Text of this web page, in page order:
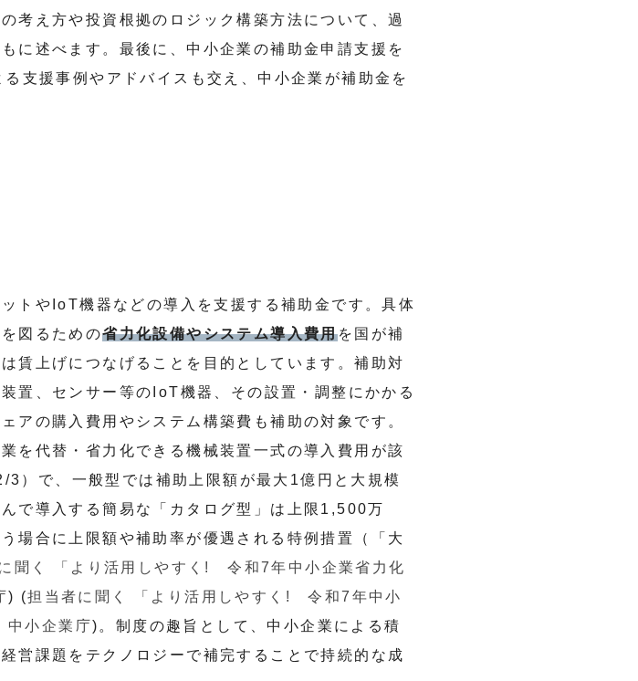
考え方や投資根拠のロジック構築方法について、過
に述べます。最後に、中小企業の補助金申請支援を
る支援事例やアドバイスも交え、中小企業が補助金を
トやIoT機器などの導入を支援する補助金です。具体
図るための省力化設備やシステム導入費用を国が補
賃上げにつなげることを目的としています。補助対
置、センサー等のIoT機器、その設置・調整にかかる
アの購入費用やシステム構築費も補助の対象です。
を代替・省力化できる機械装置一式の導入費用が該
）で、一般型では補助上限額が最大1億円と大規模
で導入する簡易な「カタログ型」は上限1,500万
場合に上限額や補助率が優遇される特例措置（「大
聞く 「より活用しやすく! 令和7年中小企業省力化
) (担当者に聞く 「より活用しやすく! 令和7年中小
中小企業庁)。制度の趣旨として、中小企業による積
営課題をテクノロジーで補完することで持続的な成